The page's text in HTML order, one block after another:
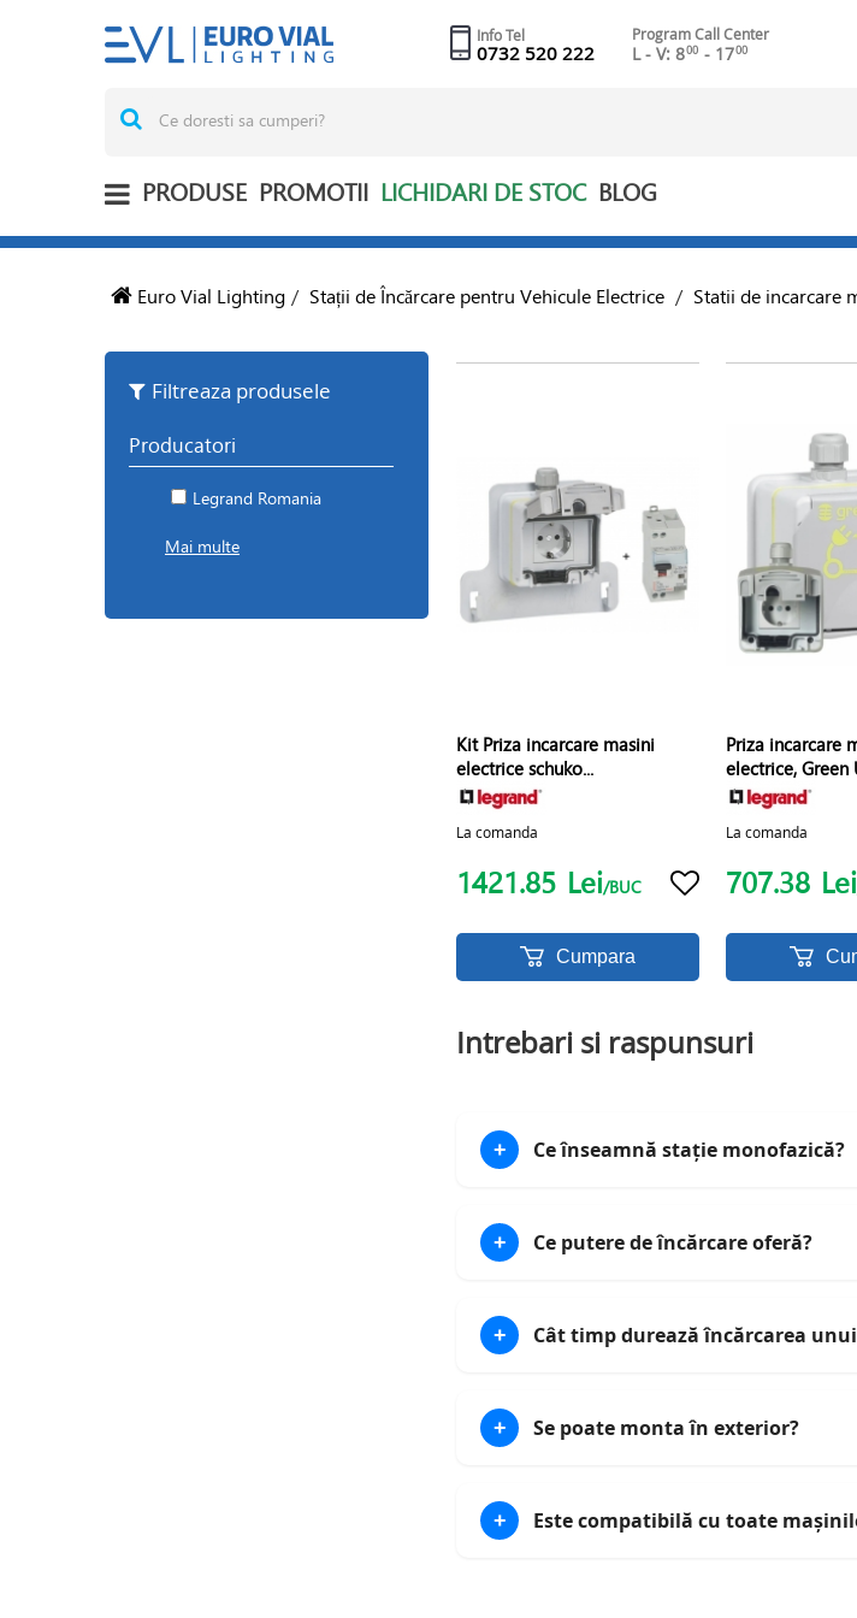
Info Tel
0732 520 222
Program Call Center
L - V: 800 - 1700
PRODUSE PROMOTII LICHIDARI DE STOC BLOG
Euro Vial Lighting / Stații de Încărcare pentru Vehicule Electrice / Statii de incarcare
Filtreaza produsele
Producatori
Legrand Romania
Mai multe
Kit Priza incarcare masini
electrice schuko...
La comanda
1421.85 Lei/BUC
Cumpara
Priza incarcare
electrice, Green
La comanda
707.38 Lei
Intrebari si raspunsuri
+ Ce înseamnă stație monofazică?
+ Ce putere de încărcare oferă?
+ Cât timp durează încărcarea
+ Se poate monta în exterior?
+ Este compatibilă cu toate